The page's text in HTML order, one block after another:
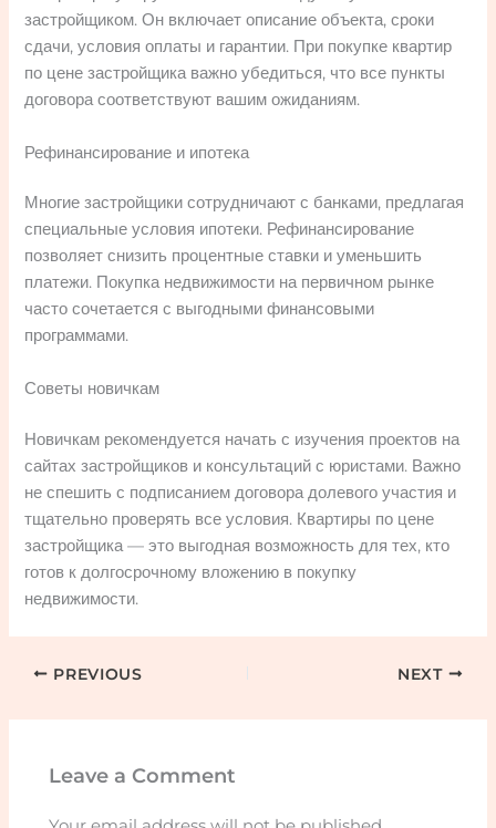
застройщиком. Он включает описание объекта, сроки
сдачи, условия оплаты и гарантии. При покупке квартир
по цене застройщика важно убедиться, что все пункты
договора соответствуют вашим ожиданиям.
Рефинансирование и ипотека
Многие застройщики сотрудничают с банками, предлагая
специальные условия ипотеки. Рефинансирование
позволяет снизить процентные ставки и уменьшить
платежи. Покупка недвижимости на первичном рынке
часто сочетается с выгодными финансовыми
программами.
Советы новичкам
Новичкам рекомендуется начать с изучения проектов на
сайтах застройщиков и консультаций с юристами. Важно
не спешить с подписанием договора долевого участия и
тщательно проверять все условия. Квартиры по цене
застройщика — это выгодная возможность для тех, кто
готов к долгосрочному вложению в покупку
недвижимости.
PREVIOUS NEXT
Leave a Comment